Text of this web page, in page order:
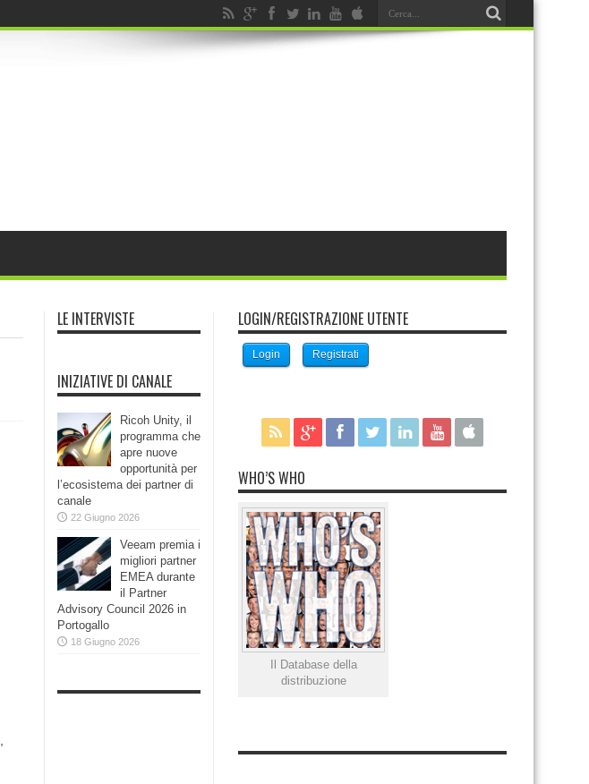
LE INTERVISTE
INIZIATIVE DI CANALE
Ricoh Unity, il
programma che
apre nuove
opportunità per
l’ecosistema dei partner di
canale
22 Giugno 2026
Veeam premia i
migliori partner
EMEA durante
il Partner
Advisory Council 2026 in
Portogallo
18 Giugno 2026
LOGIN/REGISTRAZIONE UTENTE
Login Registrati
WHO’S WHO
Il Database della
distribuzione